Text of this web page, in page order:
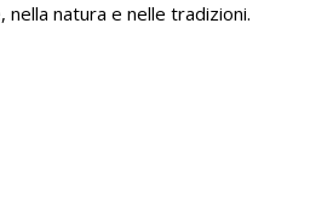
nella natura e nelle tradizioni.